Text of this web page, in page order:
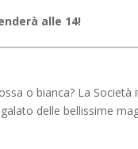
alle 14!
o bianca? La Società
delle bellissime